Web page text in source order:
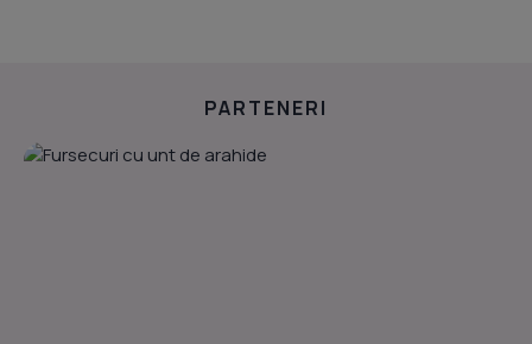
PARTENERI